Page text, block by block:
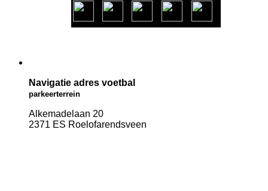
Navigatie adres voetbal
parkeerterrein
Alkemadelaan 20
2371 ES Roelofarendsveen